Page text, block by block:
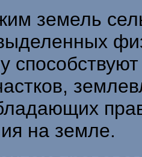
земель
на земле.